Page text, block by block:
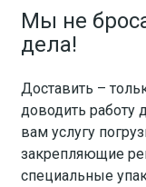
Мы не
дела!
Доставить –
доводить работу
вам услугу
закрепляющие
специальные